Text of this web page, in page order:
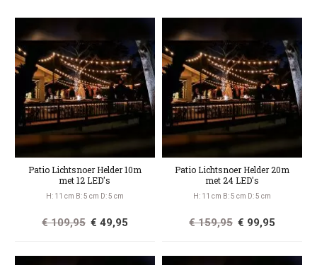
Patio Lichtsnoer Helder 10m
met 12 LED's
H: 11 cm B: 5 cm D: 5 cm
€ 49,95
€ 109,95
Patio Lichtsnoer Helder 20m
met 24 LED's
H: 11 cm B: 5 cm D: 5 cm
€ 99,95
€ 159,95